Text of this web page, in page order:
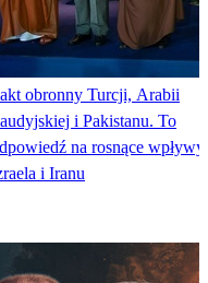
obronny Turcji, Arabii
i Pakistanu. To
na rosnące wpływy
i Iranu